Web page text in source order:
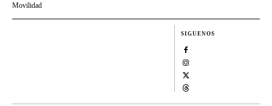
Movilidad
SIGUENOS